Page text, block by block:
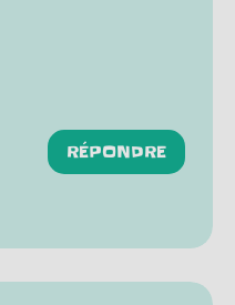
réactions
RÉPONDRE